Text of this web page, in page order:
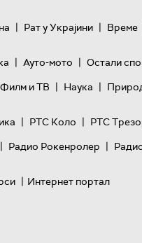
| Рат у Украјини | Време
| Ауто-мото | Остали
Филм и ТВ | Наука |
| РТС Коло | РТС
| Радио Рокенролер |
| Интернет портал